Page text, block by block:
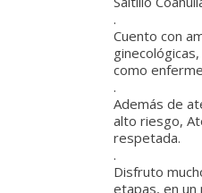
.
Cuento con
como
.
Además de
alto riesgo,
respetada.
.
Disfruto
etapas, en un